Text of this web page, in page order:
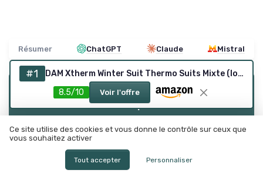
#1
DAM Xtherm Winter Suit Thermo Suits Mixte (lot de 1) M Vert
8.5/10
Voir l'offre
Résumer ChatGPT Claude Mistral
Recevez les dernières actualités de
Canne à peche
➔ Je m'inscris
En remplissant ce formulaire, j’accepte d’être contacté(e) à
des fins commerciales par Canne à peche et ses partenaires.
Ce site utilise des cookies et vous donne le contrôle sur ceux que
vous souhaitez activer
Tout accepter Personnaliser